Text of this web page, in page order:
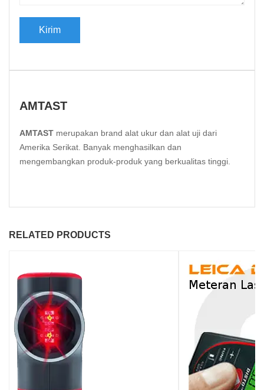
AMTAST
AMTAST merupakan brand alat ukur dan alat uji dari
Amerika Serikat. Banyak menghasilkan dan
mengembangkan produk-produk yang berkualitas tinggi.
RELATED PRODUCTS